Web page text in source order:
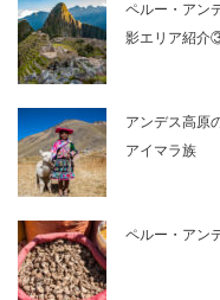
ペルー・アン
影エリア紹介
アンデス高原
アイマラ族
ペルー・アン